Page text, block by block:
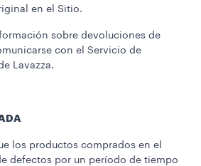
en el Sitio.
sobre devoluciones de
con el Servicio de
Lavazza.
los productos comprados en el
defectos por un período de tiempo